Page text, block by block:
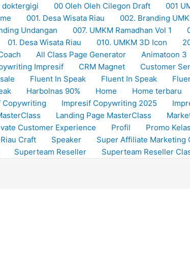
doktergigi 00 Oleh Oleh Cilegon Draft 001
001. Desa Wisata Riau 002. Branding
Undangan 007. UMKM Ramadhan Vol 1
01. Desa Wisata Riau 010. UMKM 3D Icon
All Class Page Generator Animatoon 3
Impresif CRM Magnet Customer
Fluent In Speak Fluent In Speak
Harbolnas 90% Home Home terbaru
Copywriting Impresif Copywriting 2025
Landing Page MasterClass
Customer Experience Profil Promo Kelas
Riau Craft Speaker Super Affiliate Marketing
Superteam Reseller Superteam Reseller